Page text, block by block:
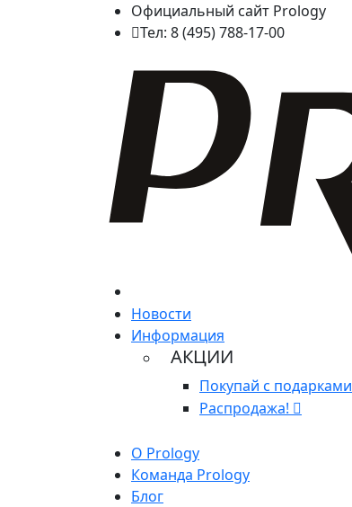
Официальный сайт Prology
Тел: 8 (495) 788-17-00
Новости
Информация
АКЦИИ
Покупай с подарками
Распродажа!
О Prology
Команда Prology
Блог